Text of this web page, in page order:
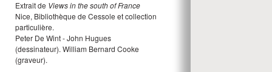
Extrait de Views in the south of France
Nice, Bibliothèque de Cessole et collection
particulière.
Peter De Wint - John Hugues
(dessinateur). William Bernard Cooke
(graveur).